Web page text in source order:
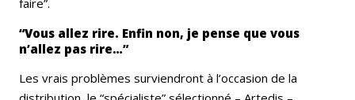
“Vous allez rire. Enfin non, je pense que vous
n’allez pas rire…”
Les vrais problèmes surviendront à l’occasion de la